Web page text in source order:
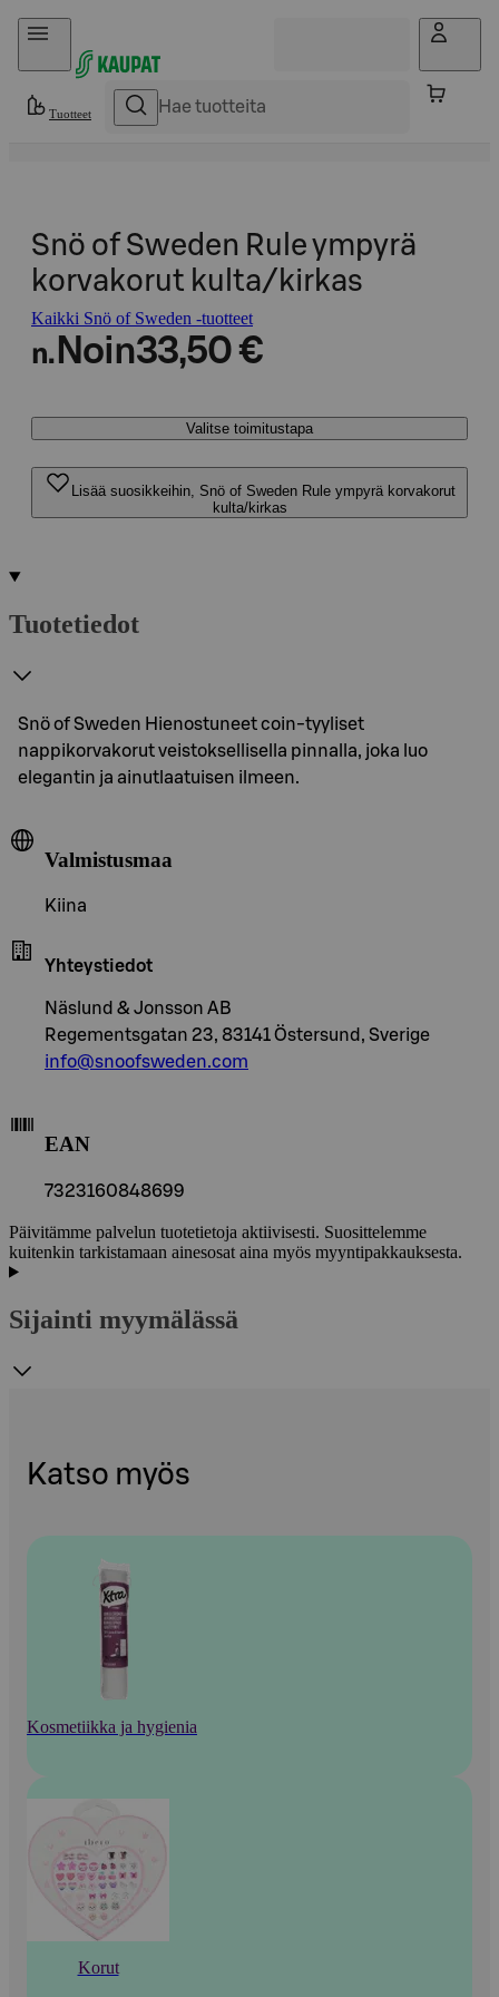
Hyppää sisältöön
Tuotteet
Snö of Sweden Rule ympyrä
korvakorut kulta/kirkas
Kaikki Snö of Sweden -tuotteet
n. Noin33,50 €
Valitse toimitustapa
Lisää suosikkeihin, Snö of Sweden Rule ympyrä korvakorut
kulta/kirkas
Tuotetiedot
Snö of Sweden Hienostuneet coin-tyyliset
nappikorvakorut veistoksellisella pinnalla, joka luo
elegantin ja ainutlaatuisen ilmeen.
Valmistusmaa
Kiina
Yhteystiedot
Näslund & Jonsson AB
Regementsgatan 23, 83141 Östersund, Sverige
info@snoofsweden.com
EAN
7323160848699
Päivitämme palvelun tuotetietoja aktiivisesti. Suosittelemme
kuitenkin tarkistamaan ainesosat aina myös myyntipakkauksesta.
Sijainti myymälässä
Katso myös
Kosmetiikka ja hygienia
Korut